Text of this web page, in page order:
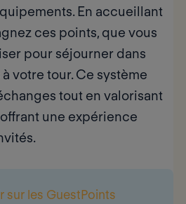
En accueillant
ces points, que vous
pour séjourner dans
votre tour. Ce système
tout en valorisant
une expérience
sur les GuestPoints